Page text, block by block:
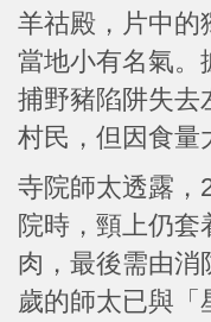
羊祜殿，片中的
當地小有名氣。
捕野豬陷阱失去
村民，但因食量
寺院師太透露，
院時，頸上仍套
肉，最後需由消
歲的師太已與「